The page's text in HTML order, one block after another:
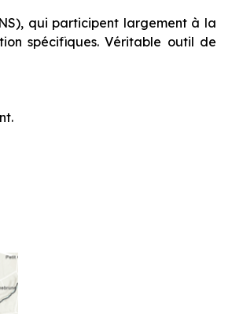
qui participent largement à la
spécifiques. Véritable outil de